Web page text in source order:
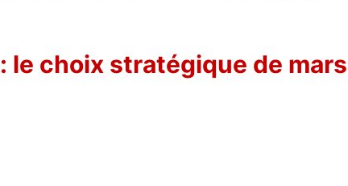
le choix stratégique de mars